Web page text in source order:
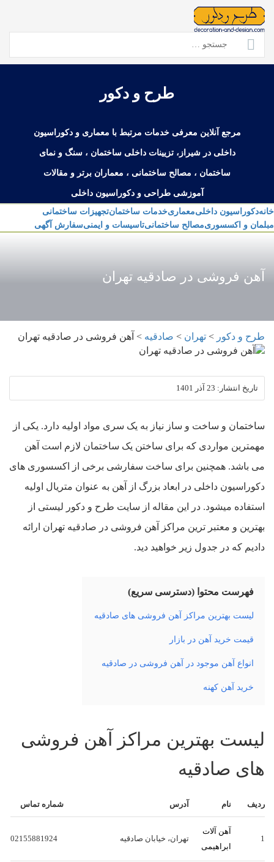
Skip
content
جستجو
برای:
طرح و دکور
مرجع آنلاین معرفی خدمات مرتبط با معماری و دکوراسیون
داخلی در شیراز، تزیینات داخلی ساختمان ، سنگ و نمای
ساختمان ، مصالح ساختمانی ، معماران برتر و مقالات
آموزشی طراحی و دکوراسیون داخلی
خانهدکوراسیون داخلیمعماریخدمات ساختمانتجهیزات ساختمانی
مبلمان و اکسسوریمصالح ساختمانیتاسیسات و ایمنیسفارش آگهی
آهن فروشی در صادقیه تهران
طرح و دکور > تهران > صادقیه > آهن فروشی در صادقیه تهران
تاریخ انتشار: 23 آذر 1401
ساختمان و ساخت و ساز نیاز به یک سری مواد اولیه دارد. یکی از
مهمترین مواردی که برای ساختن یک ساختمان لازم است آهن
می باشد. همچنین برای ساخت سفارشی برخی از اکسسوری های
دکوراسیون داخلی در ابعاد بزرگ از آهن به عنوان متریال اولیه
استفاده میشود. در این مقاله از سایت طرح و دکور لیستی از
بهترین و معتبر ترین مراکز آهن فروشی در صادقیه تهران ارائه
دادیم که در جدول زیر خواهید دید.
فهرست محتوا (دسترسی سریع)
لیست بهترین مراکز آهن فروشی های صادقیه
قیمت خرید آهن در بازار
انواع آهن موجود در آهن فروشی در صادقیه
خرید آهن کهنه
لیست بهترین مراکز آهن فروشی
های صادقیه
ردیف نام آدرس شماره تماس
1
آهن آلات
ابراهیمی
تهران، خیابان صادقیه 02155881924